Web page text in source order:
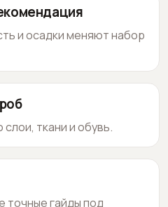
и осадки меняют набор
ткани и обувь.
точные гайды под